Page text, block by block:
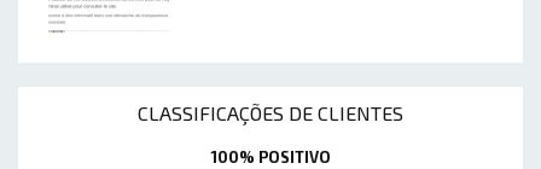
CLASSIFICAÇÕES DE CLIENTES
100% POSITIVO